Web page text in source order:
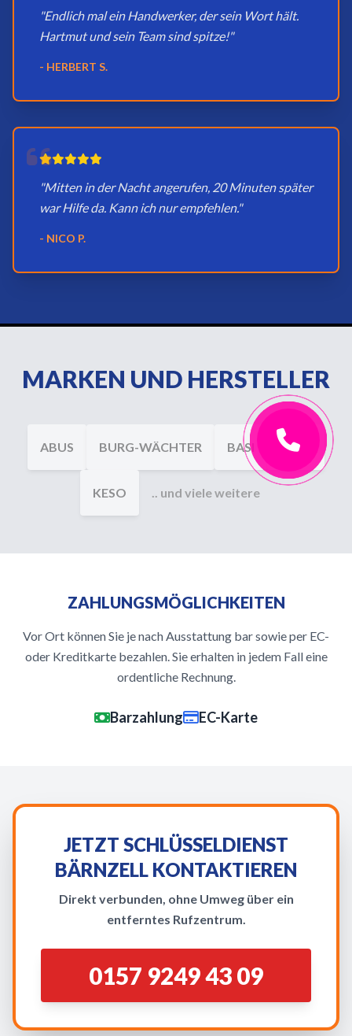
"Endlich mal ein Handwerker, der sein Wort hält.
Hartmut und sein Team sind spitze!"
- HERBERT S.
"Mitten in der Nacht angerufen, 20 Minuten später
war Hilfe da. Kann ich nur empfehlen."
- NICO P.
MARKEN UND HERSTELLER
ABUS BURG-WÄCHTER BASI DOM
KESO .. und viele weitere
ZAHLUNGSMÖGLICHKEITEN
Vor Ort können Sie je nach Ausstattung bar sowie per EC-
oder Kreditkarte bezahlen. Sie erhalten in jedem Fall eine
ordentliche Rechnung.
Barzahlung EC-Karte
JETZT SCHLÜSSELDIENST
BÄRNZELL KONTAKTIEREN
Direkt verbunden, ohne Umweg über ein
entferntes Rufzentrum.
0157 9249 43 09